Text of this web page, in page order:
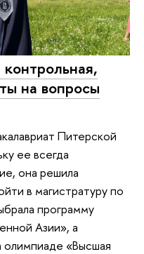
на вопросы
Питерской
ее всегда
она решила
в магистратуру по
программу
Азии», а
олимпиаде «Высшая